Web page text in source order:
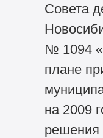
Совета
№ 1094
плане
на 2009
решения